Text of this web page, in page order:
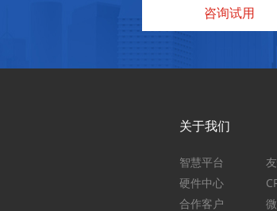
咨询试用
关于我们
智慧平台
硬件中心
合作客户